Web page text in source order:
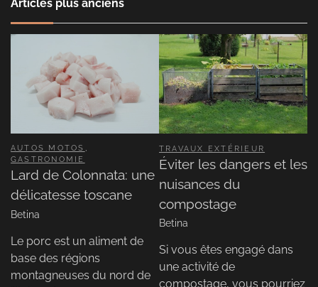
Articles plus anciens
AUTOS MOTOS ,
GASTRONOMIE
Lard de Colonnata: une
délicatesse toscane
Betina
Le porc est un aliment de
base des régions
montagneuses du nord de
TRAVAUX EXTÉRIEUR
Éviter les dangers et les
nuisances du
compostage
Betina
Si vous êtes engagé dans
une activité de
compostage, vous pourriez